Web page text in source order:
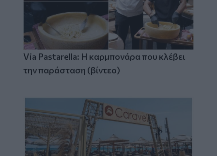
Via Pastarella: Η καρμπονάρα που κλέβει
την παράσταση (βίντεο)